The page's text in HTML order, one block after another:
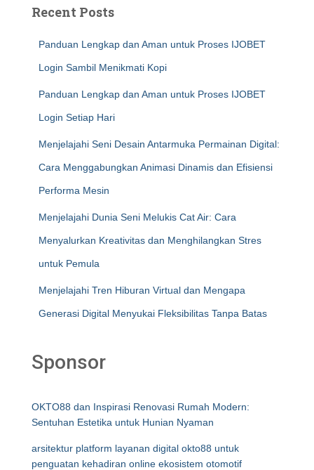
Recent Posts
Panduan Lengkap dan Aman untuk Proses IJOBET
Login Sambil Menikmati Kopi
Panduan Lengkap dan Aman untuk Proses IJOBET
Login Setiap Hari
Menjelajahi Seni Desain Antarmuka Permainan Digital:
Cara Menggabungkan Animasi Dinamis dan Efisiensi
Performa Mesin
Menjelajahi Dunia Seni Melukis Cat Air: Cara
Menyalurkan Kreativitas dan Menghilangkan Stres
untuk Pemula
Menjelajahi Tren Hiburan Virtual dan Mengapa
Generasi Digital Menyukai Fleksibilitas Tanpa Batas
Sponsor
OKTO88 dan Inspirasi Renovasi Rumah Modern:
Sentuhan Estetika untuk Hunian Nyaman
arsitektur platform layanan digital okto88 untuk
penguatan kehadiran online ekosistem otomotif